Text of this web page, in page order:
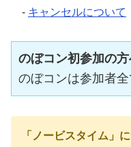
- キャンセルについて
のぼコン初参加の
のぼコンは参加者
「ノービスタイム」